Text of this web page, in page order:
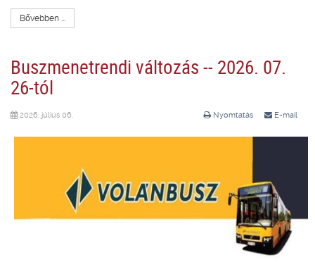
Bővebben ...
Buszmenetrendi változás -- 2026. 07.
26-tól
Nyomtatás E-mail
2026. július 06.